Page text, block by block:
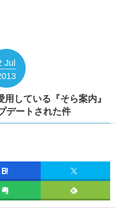
Jul
している『そら案内』
デートされた件